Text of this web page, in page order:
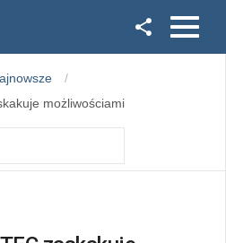
Instagram
możliwościami